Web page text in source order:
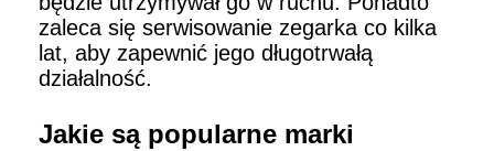
zaleca się serwisowanie zegarka co kilka
lat, aby zapewnić jego długotrwałą
działalność.
Jakie są popularne marki